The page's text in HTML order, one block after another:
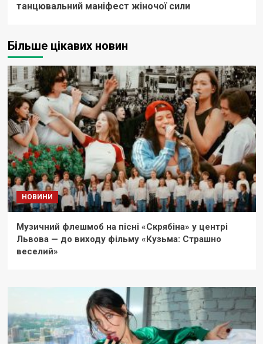
танцювальний маніфест жіночої сили
Більше цікавих новин
НОВИНИ
Музичний флешмоб на пісні «Скрябіна» у центрі
Львова — до виходу фільму «Кузьма: Страшно
веселий»